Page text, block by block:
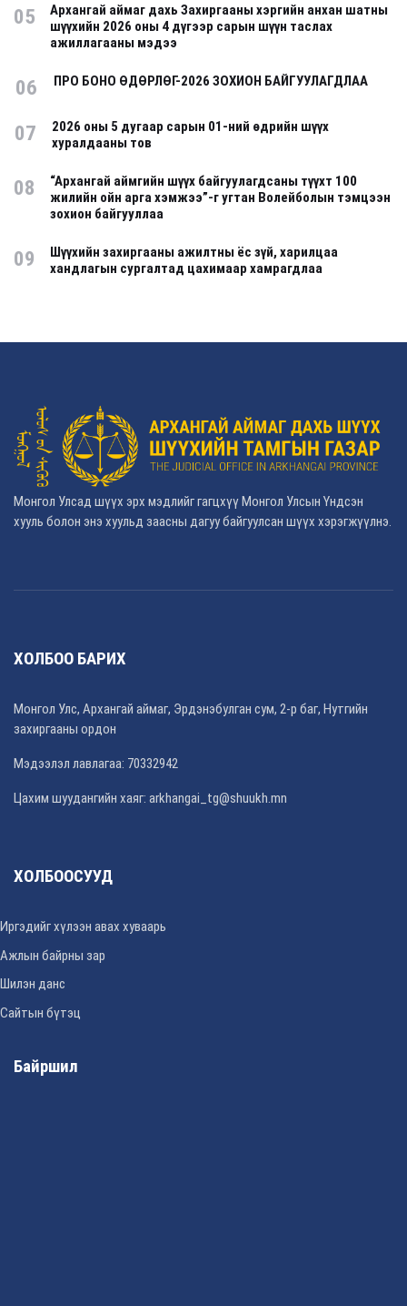
05
Архангай аймаг дахь Захиргааны хэргийн анхан шатны
шүүхийн 2026 оны 4 дүгээр сарын шүүн таслах
ажиллагааны мэдээ
06 ПРО БОНО ӨДӨРЛӨГ-2026 ЗОХИОН БАЙГУУЛАГДЛАА
07
2026 оны 5 дугаар сарын 01-ний өдрийн шүүх
хуралдааны тов
08
“Архангай аймгийн шүүх байгуулагдсаны түүхт 100
жилийн ойн арга хэмжээ”-г угтан Волейболын тэмцээн
зохион байгууллаа
09
Шүүхийн захиргааны ажилтны ёс зүй, харилцаа
хандлагын сургалтад цахимаар хамрагдлаа
Монгол Улсад шүүх эрх мэдлийг гагцхүү Монгол Улсын Үндсэн
хууль болон энэ хуульд заасны дагуу байгуулсан шүүх хэрэгжүүлнэ.
ХОЛБОО БАРИХ
Монгол Улс, Архангай аймаг, Эрдэнэбулган сум, 2-р баг, Нутгийн
захиргааны ордон
Мэдээлэл лавлагаа: 70332942
Цахим шуудангийн хаяг: arkhangai_tg@shuukh.mn
ХОЛБООСУУД
Иргэдийг хүлээн авах хуваарь
Ажлын байрны зар
Шилэн данс
Сайтын бүтэц
Байршил